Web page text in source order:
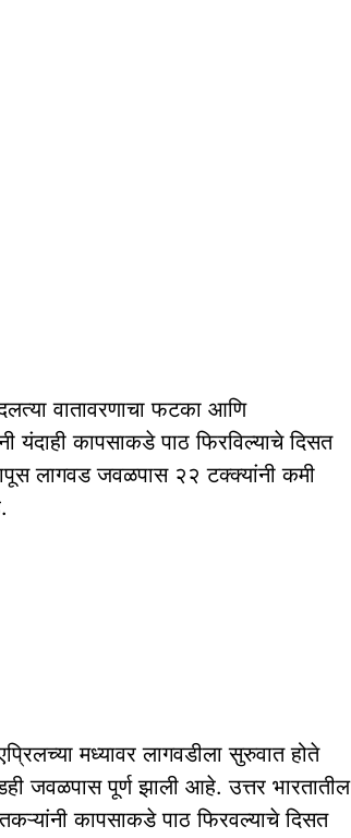
वातावरणाचा फटका आणि
यंदाही कापसाकडे पाठ फिरविल्याचे दिसत
लागवड जवळपास २२ टक्क्यांनी कमी
मध्यावर लागवडीला सुरुवात होते
जवळपास पूर्ण झाली आहे. उत्तर भारतातील
कापसाकडे पाठ फिरवल्याचे दिसत